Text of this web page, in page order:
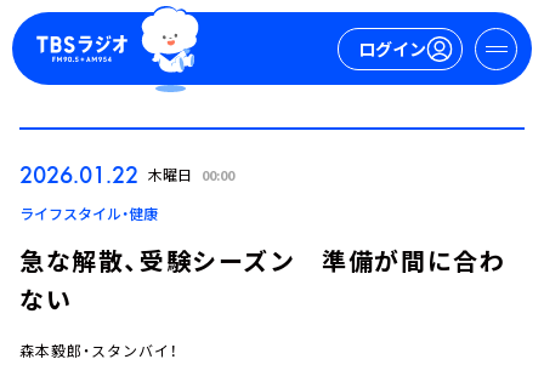
ログイン
ログイン
2026.01.22 木曜日 00:00
ライフスタイル・健康
急な解散、受験シーズン 準備が間に合わ
ない
森本毅郎・スタンバイ！